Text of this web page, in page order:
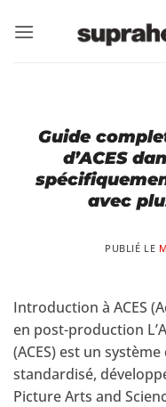
au
Guide
d’ACES
avec
PUBLIÉ LE
Introduction à ACES
en post-production
(ACES) est un
standardisé,
Picture Arts and